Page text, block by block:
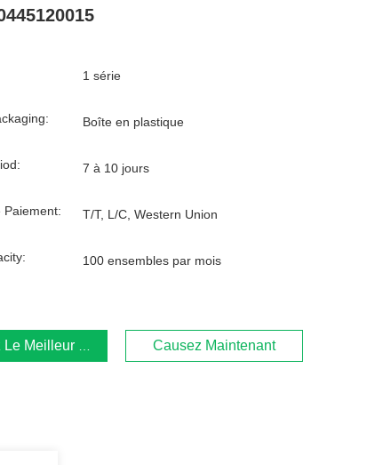
1 série
Boîte en plastique
7 à 10 jours
Paiement: T/T, L/C, Western Union
100 ensembles par mois
Meilleur Prix Causez Maintenant